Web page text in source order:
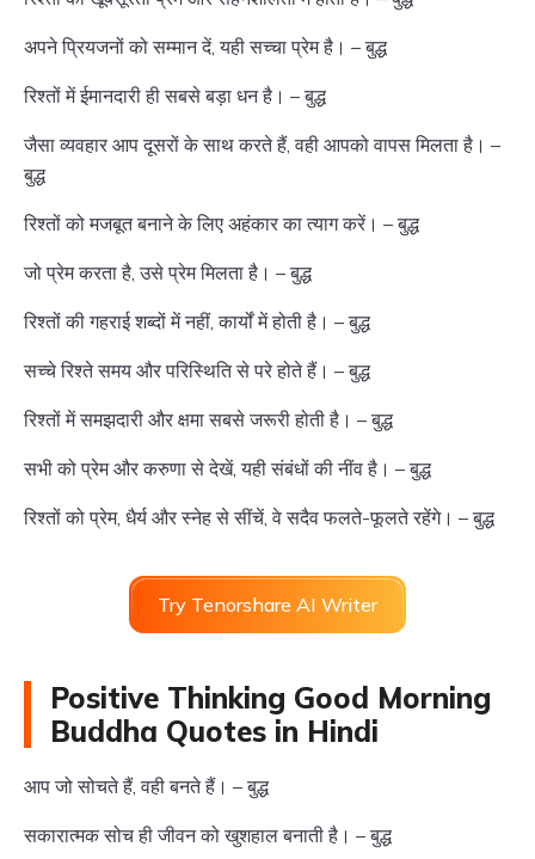
अपने प्रियजनों को सम्मान दें, यही सच्चा प्रेम है। – बुद्ध
रिश्तों में ईमानदारी ही सबसे बड़ा धन है। – बुद्ध
जैसा व्यवहार आप दूसरों के साथ करते हैं, वही आपको वापस मिलता है। –
बुद्ध
रिश्तों को मजबूत बनाने के लिए अहंकार का त्याग करें। – बुद्ध
जो प्रेम करता है, उसे प्रेम मिलता है। – बुद्ध
रिश्तों की गहराई शब्दों में नहीं, कार्यों में होती है। – बुद्ध
सच्चे रिश्ते समय और परिस्थिति से परे होते हैं। – बुद्ध
रिश्तों में समझदारी और क्षमा सबसे जरूरी होती है। – बुद्ध
सभी को प्रेम और करुणा से देखें, यही संबंधों की नींव है। – बुद्ध
रिश्तों को प्रेम, धैर्य और स्नेह से सींचें, वे सदैव फलते-फूलते रहेंगे। – बुद्ध
Try Tenorshare AI Writer
Positive Thinking Good Morning
Buddha Quotes in Hindi
आप जो सोचते हैं, वही बनते हैं। – बुद्ध
सकारात्मक सोच ही जीवन को खुशहाल बनाती है। – बुद्ध